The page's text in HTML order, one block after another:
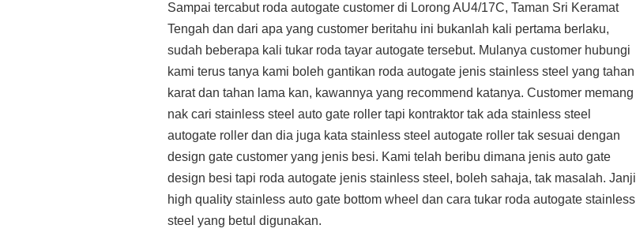
Sampai tercabut roda autogate customer di Lorong AU4/17C, Taman Sri Keramat
Tengah dan dari apa yang customer beritahu ini bukanlah kali pertama berlaku,
sudah beberapa kali tukar roda tayar autogate tersebut. Mulanya customer hubungi
kami terus tanya kami boleh gantikan roda autogate jenis stainless steel yang tahan
karat dan tahan lama kan, kawannya yang recommend katanya. Customer memang
nak cari stainless steel auto gate roller tapi kontraktor tak ada stainless steel
autogate roller dan dia juga kata stainless steel autogate roller tak sesuai dengan
design gate customer yang jenis besi. Kami telah beribu dimana jenis auto gate
design besi tapi roda autogate jenis stainless steel, boleh sahaja, tak masalah. Janji
high quality stainless auto gate bottom wheel dan cara tukar roda autogate stainless
steel yang betul digunakan.